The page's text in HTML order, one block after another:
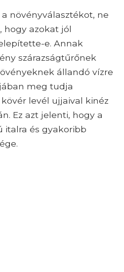
növényválasztékot, ne
hogy azokat jól
e. Annak
szárazságtűrőnek
állandó vízre
meg tudja
levél ujjaival kinéz
Ez azt jelenti, hogy a
italra és gyakoribb